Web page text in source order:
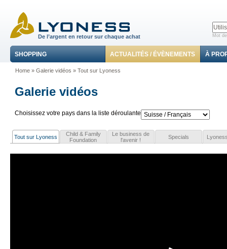
De l’argent en retour sur chaque achat Mot
SHOPPING ACTUALITÉS / ÉVÈNEMENTS À
Home» Galerie vidéos » Tout sur Lyoness
Galerie vidéos
Choisissez votre pays dans la liste déroulante
Tout sur Lyoness
Child & Family
Foundation
Le business de
l'avenir !
Specials